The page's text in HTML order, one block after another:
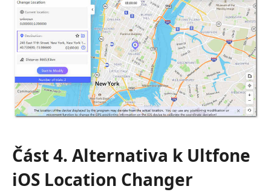
Část 4. Alternativa k Ultfone
iOS Location Changer